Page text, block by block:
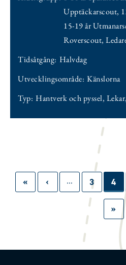
Upptäckarscout,
15-19 år
Roverscout,
Tidsåtgång: Halvdag
Utvecklingsområde: Känslorna
Typ: Hantverk och pyssel, Lekar,
Paginering
First
page
«
Föregående
sida
‹ … Sida
3 4
Sista
sidan
»